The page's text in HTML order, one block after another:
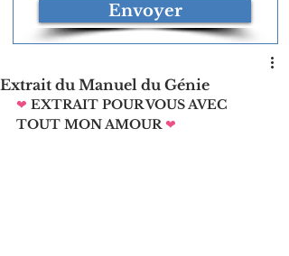
Envoyer
Extrait du Manuel du Génie
❤ EXTRAIT POUR VOUS AVEC
TOUT MON AMOUR ❤